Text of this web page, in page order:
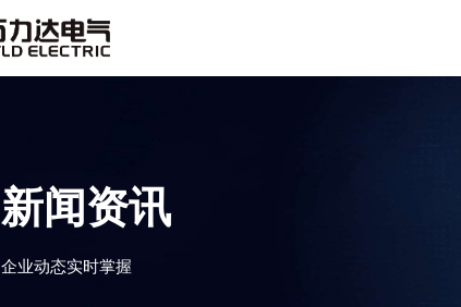
新闻资讯
企业动态实时掌握